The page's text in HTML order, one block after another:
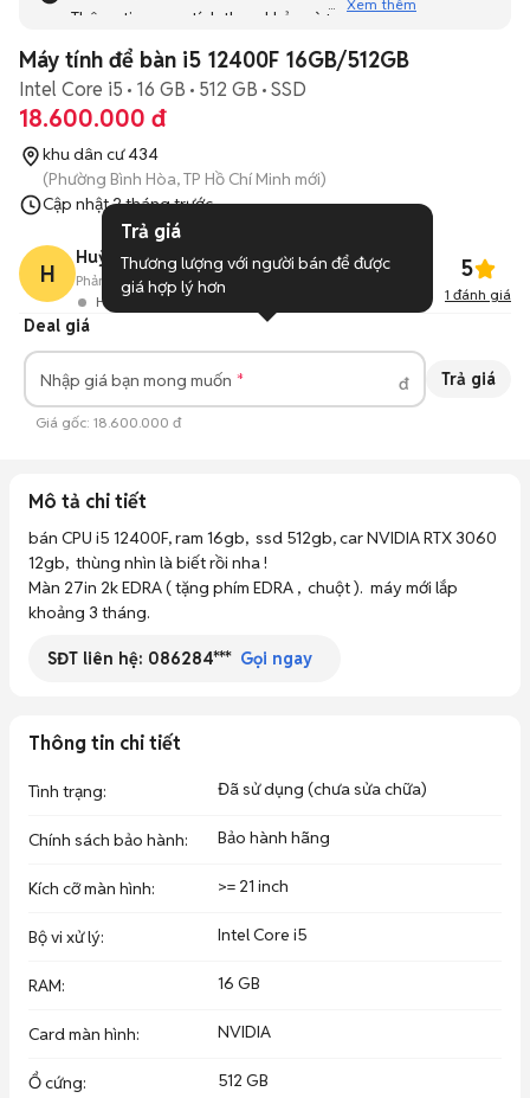
Thông tin mang tính tham khảo và bạn không thể liên hệ
tương tự khác dưới đây nhé!
Xem thêm
Máy tính để bàn i5 12400F 16GB/512GB
Intel Core i5 16 GB 512 GB SSD
18.600.000 đ
khu dân cư 434
(Phường Bình Hòa, TP Hồ Chí Minh mới)
Cập nhật2 tháng trước
H
Huỳnh Chí Nguyện
Hoạt động 1 ngày trước
Phản hồi: 82%0 Đã bán 5
1 đánh giá
Deal giá
Nhập giá bạn mong muốn đ Trả giá
Giá gốc: 18.600.000 đ
Mô tả chi tiết
bán CPU i5 12400F, ram 16gb,  ssd 512gb, car NVIDIA RTX 3060
12gb,  thùng nhìn là biết rồi nha !
Màn 27in 2k EDRA ( tặng phím EDRA ,  chuột ).  máy mới lắp
khoảng 3 tháng.
SĐT liên hệ: 086284*** Gọi ngay
Thông tin chi tiết
Tình trạng: Đã sử dụng (chưa sửa chữa)
Chính sách bảo hành: Bảo hành hãng
Kích cỡ màn hình: >= 21 inch
Bộ vi xử lý: Intel Core i5
RAM: 16 GB
Card màn hình: NVIDIA
Ổ cứng: 512 GB
Trả giá
Thương lượng với người bán để được
giá hợp lý hơn